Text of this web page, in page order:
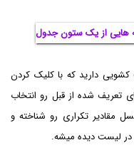
دارید که با کلیک کردن
تعریف شده از قبل رو انتخاب
مقادیر تکراری رو شناخته و
لیست دیده میشه.